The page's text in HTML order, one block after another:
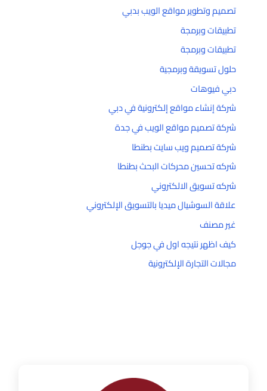
تصميم وتطوير مواقع الويب بدبي
تطبيقات وبرمجة
تطبيقات وبرمجة
حلول تسويقة وبرمجية
دبي فيوهات
شركة إنشاء مواقع إلكترونية في دبي
شركة تصميم مواقع الويب في جدة
شركة تصميم ويب سايت بطنطا
شركه تحسين محركات البحث بطنطا
شركه تسويق الالكتروني
علاقة السوشيال ميديا بالتسويق الإلكتروني
غير مصنف
كيف اظهر نتيجه اول في جوجل
مجالات التجارة الإلكترونية